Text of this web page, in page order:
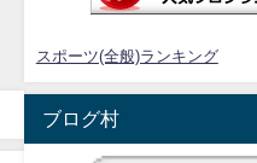
スポーツ(全般)ランキング
ブログ村